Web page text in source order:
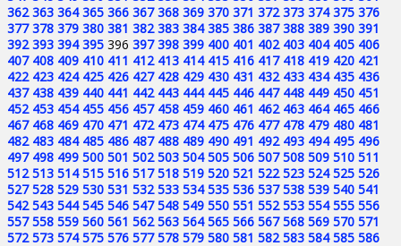
362 363 364 365 366 367 368 369 370 371 372 373 374 375 376
377 378 379 380 381 382 383 384 385 386 387 388 389 390 391
392 393 394 395 396 397 398 399 400 401 402 403 404 405 406
407 408 409 410 411 412 413 414 415 416 417 418 419 420 421
422 423 424 425 426 427 428 429 430 431 432 433 434 435 436
437 438 439 440 441 442 443 444 445 446 447 448 449 450 451
452 453 454 455 456 457 458 459 460 461 462 463 464 465 466
467 468 469 470 471 472 473 474 475 476 477 478 479 480 481
482 483 484 485 486 487 488 489 490 491 492 493 494 495 496
497 498 499 500 501 502 503 504 505 506 507 508 509 510 511
512 513 514 515 516 517 518 519 520 521 522 523 524 525 526
527 528 529 530 531 532 533 534 535 536 537 538 539 540 541
542 543 544 545 546 547 548 549 550 551 552 553 554 555 556
557 558 559 560 561 562 563 564 565 566 567 568 569 570 571
572 573 574 575 576 577 578 579 580 581 582 583 584 585 586